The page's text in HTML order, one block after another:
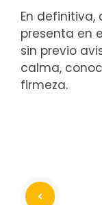
En
presenta en
sin previo
calma,
firmeza.